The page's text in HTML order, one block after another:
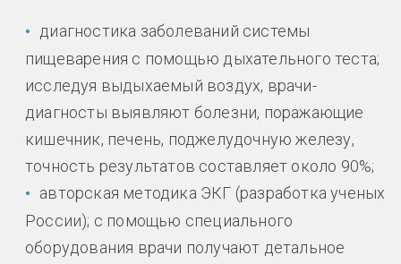
диагностика заболеваний системы
пищеварения с помощью дыхательного теста;
исследуя выдыхаемый воздух, врачи-
диагносты выявляют болезни, поражающие
кишечник, печень, поджелудочную железу,
точность результатов составляет около 90%;
авторская методика ЭКГ (разработка ученых
России); с помощью специального
оборудования врачи получают детальное